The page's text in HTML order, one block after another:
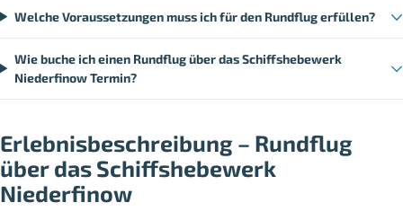
Welche Voraussetzungen muss ich für den Rundflug erfüllen?
Wie buche ich einen Rundflug über das Schiffshebewerk
Niederfinow Termin?
Erlebnisbeschreibung – Rundflug
über das Schiffshebewerk
Niederfinow